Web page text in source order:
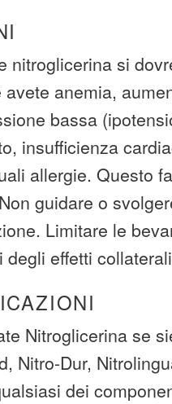
nitroglicerina si
anemia,
bassa
insufficienza
allergie. Questo
guidare o
Limitare le
degli effetti
Nitroglicerina se
Nitro-Dur,
dei